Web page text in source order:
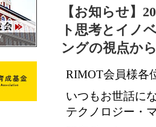
【お知らせ】
ト思考とイノ
ングの視点か
RIMOT会員様各
いつもお世話に
テクノロジー・